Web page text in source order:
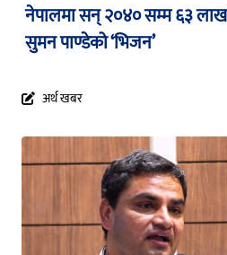
नेपालमा सन् २०४० सम्म ६३ लाख
सुमन पाण्डेको ‘भिजन’
अर्थ खबर